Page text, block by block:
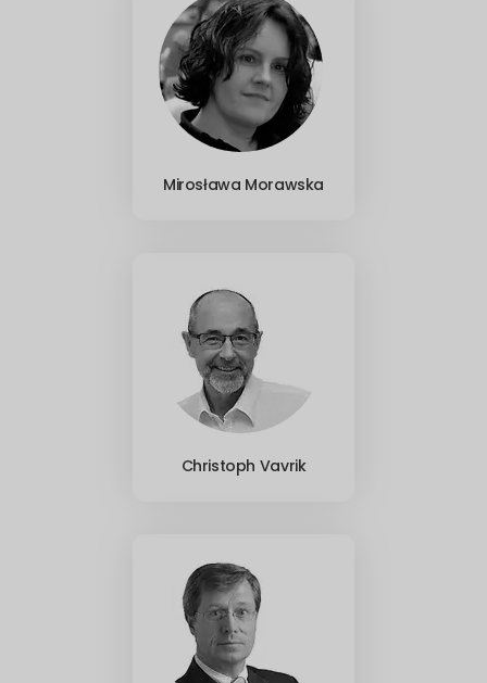
Mirosława Morawska
Christoph Vavrik